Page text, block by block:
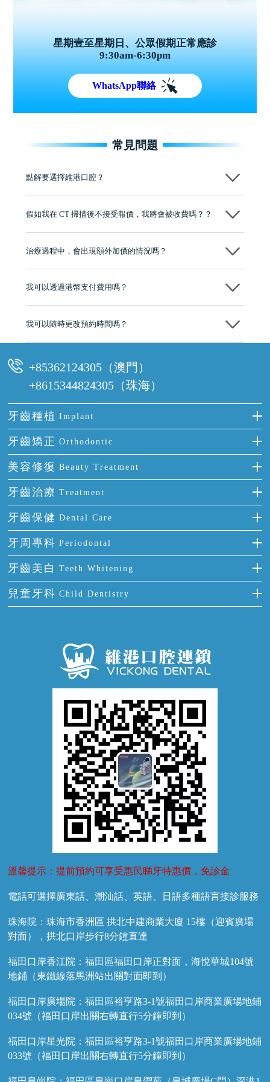
星期壹至星期日、公眾假期正常應診
9:30am-6:30pm
WhatsApp聯絡
常見問題
點解要選擇維港口腔？
牌」、「2025香港企業領袖品牌」，是諾貝爾種植系統全球放心植牙中
至今已服務超過三十個國家和地區的顧客，受到粵港澳大灣區及周邊城
有咨詢及服務保障中心，有任何問題都可以隨時預約免費咨詢，讓人十
假如我在 CT 掃描後不接受報價，我將會被收費嗎？？
治療過程中，會出現額外加價的情況嗎？
不會，治療前我們會詳細說明治療方案及對應的價錢，顧客同意並簽字
我可以透過港幣支付費用嗎？
我可以隨時更改預約時間嗎？
+85362124305（澳門）
+8615344824305（珠海）
牙齒種植 Implant
種牙
單顆牙缺失
門牙缺失
多顆牙缺失
半口缺失
全口缺失
牙齒矯正 Orthodontic
隱形箍牙
前牙反頜
牙齒擁擠
牙齒前突
牙齒稀疏
美容修復 Beauty Treatment
全瓷牙
烤瓷牙
氟斑牙
四環素牙
活動假牙
牙貼面
牙齒治療 Treatment
補牙
智齒
根管治療
拔牙
牙痛
牙齒保健 Dental Care
正確刷牙
全國愛牙日
預防牙病
牙科通識
牙周專科 Periodontal
牙周炎
牙齦出血
牙齦炎
牙齦萎縮
牙齒美白 Teeth Whitening
冷光美白
兒童牙科 Child Dentistry
溫馨提示：提前預約可享受惠民睇牙特惠價，免診金
電話可選擇廣東話、潮汕話、英語、日語多種語言接診服務
珠海院：珠海市香洲區 拱北中建商業大廈 15樓（迎賓廣場
對面），拱北口岸步行8分鐘直達
福田口岸香江院：福田區福田口岸正對面，海悅華城104號
地鋪（東鐵線落馬洲站出關對面即到）
福田口岸廣場院：福田區裕亨路3-1號福田口岸商業廣場地鋪
034號（福田口岸出關右轉直行5分鐘即到）
福田口岸星光院：福田區裕亨路3-1號福田口岸商業廣場地鋪
033號（福田口岸出關右轉直行5分鐘即到）